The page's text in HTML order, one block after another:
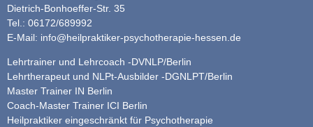
Dietrich-Bonhoeffer-Str. 35
Tel.: 06172/689992
E-Mail: info@heilpraktiker-psychotherapie-hessen.de
Lehrtrainer und Lehrcoach -DVNLP/Berlin
Lehrtherapeut und NLPt-Ausbilder -DGNLPT/Berlin
Master Trainer IN Berlin
Coach-Master Trainer ICI Berlin
Heilpraktiker eingeschränkt für Psychotherapie